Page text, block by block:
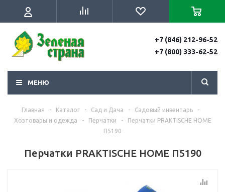
+7 (846) 212-96-52
+7 (800) 333-62-52
МЕНЮ
Главная - Каталог - Сад и Дача - Садовый инвентарь
-
Хозтовары и одежда
- Перчатки -
Перчатки PRAKTISCHE HOME
П5190
Перчатки PRAKTISCHE HOME П5190